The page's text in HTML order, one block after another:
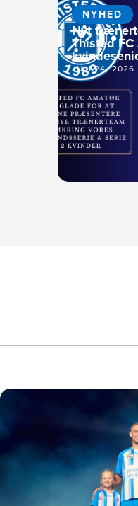
NYHED
Nyt
Thisted
JULI 24, 2026